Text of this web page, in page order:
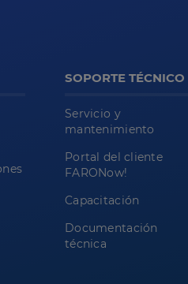
SOPORTE TÉCNICO
Servicio y
mantenimiento
Portal del cliente
FARONow!
Capacitación
Documentación
técnica